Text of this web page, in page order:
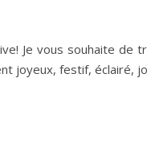
Je vous souhaite de
joyeux, festif, éclairé,